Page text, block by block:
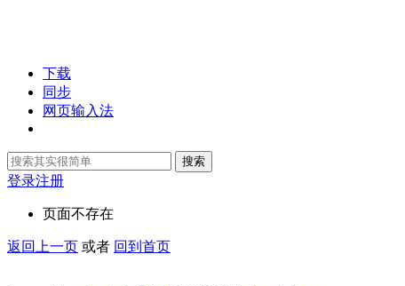
下载
同步
网页输入法
搜索
登录注册
页面不存在
返回上一页 或者 回到首页